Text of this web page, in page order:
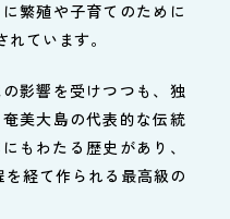
繁殖や子育てのために
ています。
影響を受けつつも、独
美大島の代表的な伝統
もわたる歴史があり、
経て作られる最高級の